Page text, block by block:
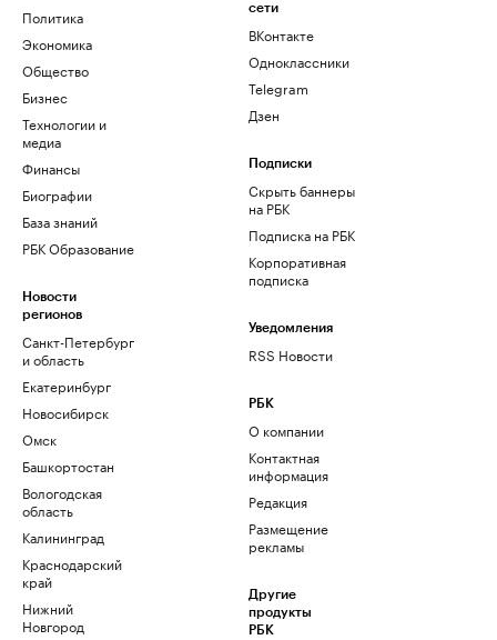
Политика
Экономика
Общество
Бизнес
Технологии и
медиа
Финансы
Биографии
База знаний
РБК Образование
Новости
регионов
Санкт-Петербург
и область
Екатеринбург
Новосибирск
Омск
Башкортостан
Вологодская
область
Калининград
Краснодарский
край
Нижний
Новгород
сети
ВКонтакте
Одноклассники
Telegram
Дзен
Подписки
Скрыть баннеры
на РБК
Подписка на РБК
Корпоративная
подписка
Уведомления
RSS Новости
РБК
О компании
Контактная
информация
Редакция
Размещение
рекламы
Другие
продукты
РБК